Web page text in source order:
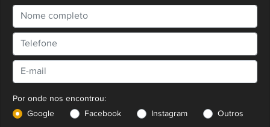
Por onde nos encontrou:
Google
Facebook Instagram Outros